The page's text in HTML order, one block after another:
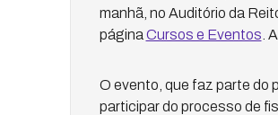
manhã, no Auditório da
página Cursos e Eventos .
O evento, que faz parte do
participar do processo de